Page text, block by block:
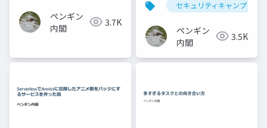
ペンギン
内閣
3.7K
セキュリティキャンプ
ペンギン
内閣
3.5K